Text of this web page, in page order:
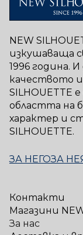
NEW
изкушаваща
1996 година.
качеството
SILHOUETTE
областта на
характер и
SILHOUETTE.
ЗА НЕГОЗА
Контакти
Магазини
За нас